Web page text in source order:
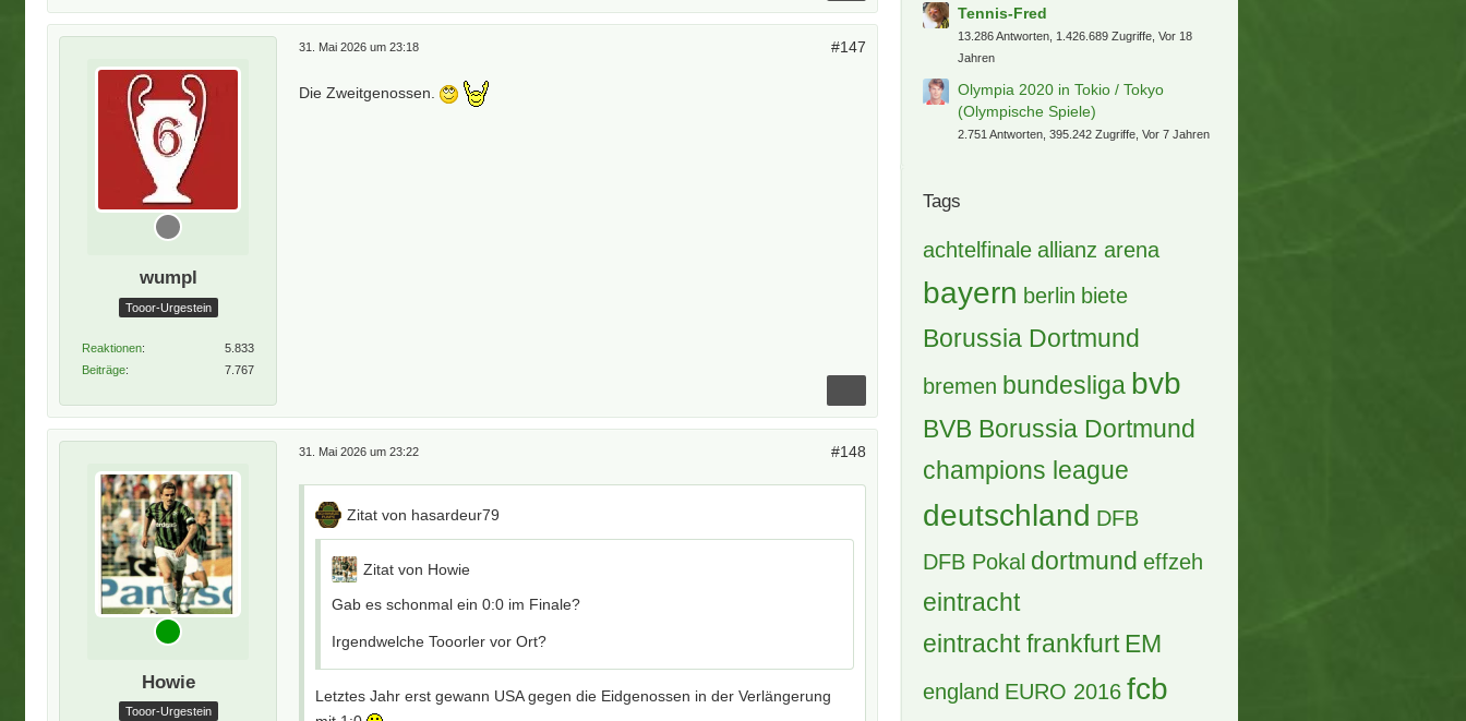
wumpl
Tooor-Urgestein
Reaktionen
5.833
Beiträge
7.767
31. Mai 2026 um 23:18 #147
Die Zweitgenossen.
Howie
Tooor-Urgestein
31. Mai 2026 um 23:22 #148
Zitat von hasardeur79
Zitat von Howie
Gab es schonmal ein 0:0 im Finale?
Irgendwelche Tooorler vor Ort?
Letztes Jahr erst gewann USA gegen die Eidgenossen in der Verlängerung
Tennis-Fred
13.286 Antworten, 1.426.689 Zugriffe, Vor 18
Jahren
Olympia 2020 in Tokio / Tokyo
(Olympische Spiele)
2.751 Antworten, 395.242 Zugriffe, Vor 7 Jahren
Tags
achtelfinale allianz arena
bayern berlin biete
Borussia Dortmund
bremen bundesliga bvb
BVB Borussia Dortmund
champions league
deutschland DFB
DFB Pokal dortmund effzeh
eintracht
eintracht frankfurt EM
england EURO 2016 fcb